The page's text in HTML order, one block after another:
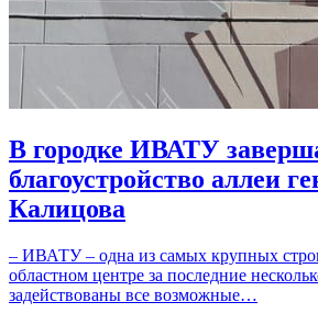
В городке ИВАТУ
благоустройство аллеи
Калицова
– ИВАТУ – одна из самых крупных
областном центре за последние
задействованы все возможные…